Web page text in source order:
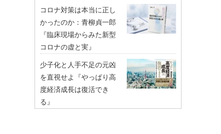
コロナ対策は本当に正し
かったのか：青柳貞一郎
『臨床現場からみた新型
コロナの虚と実』
少子化と人手不足の元凶
を直視せよ『やっぱり高
度経済成長は復活でき
る』